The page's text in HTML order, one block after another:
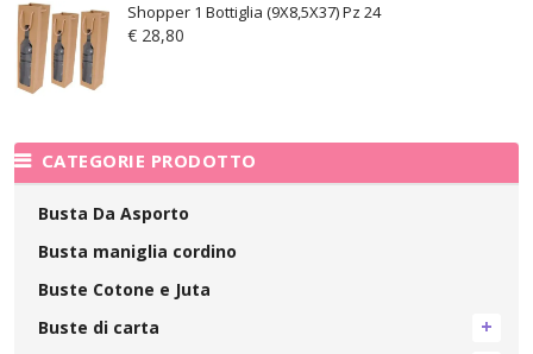
Shopper 1 Bottiglia (9X8,5X37) Pz 24
€ 28,80
CATEGORIE PRODOTTO
Busta Da Asporto
Busta maniglia cordino
Buste Cotone e Juta
Buste di carta